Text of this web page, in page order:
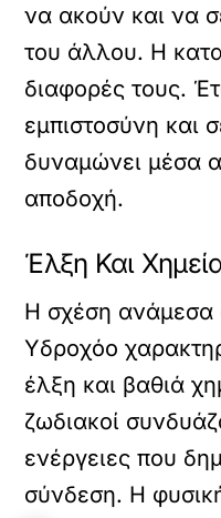
να ακούν και να
του άλλου. Η
διαφορές τους.
εμπιστοσύνη και
δυναμώνει μέσα
αποδοχή.
Έλξη Και
Η σχέση ανάμεσα
Υδροχόο
έλξη και βαθιά
ζωδιακοί
ενέργειες που
σύνδεση. Η